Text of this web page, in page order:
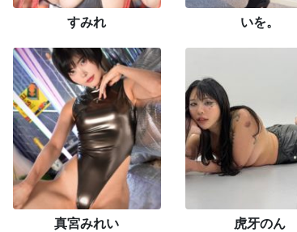
すみれ いを。
真宮みれい 虎牙のん